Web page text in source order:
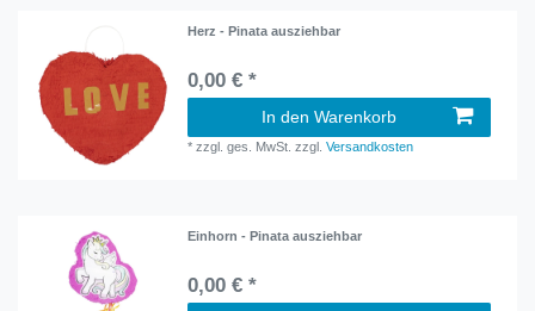
Herz - Pinata ausziehbar
0,00 € *
In den Warenkorb
*zzgl. ges. MwSt. zzgl.Versandkosten
Einhorn - Pinata ausziehbar
0,00 € *